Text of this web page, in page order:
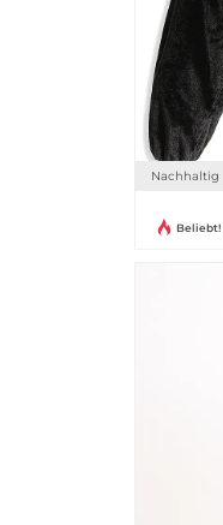
Nachhaltig
Beliebt!